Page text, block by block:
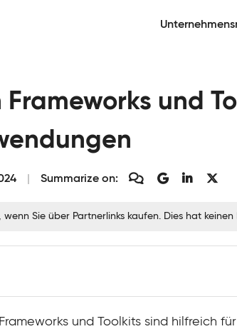
Frameworks und
Summarize on:
Sie über Partnerlinks kaufen. Dies hat
und Toolkits sind hilfreich